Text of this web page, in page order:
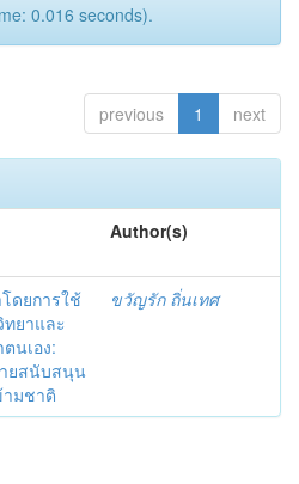
0.016 seconds).
previous 1 next
Author(s)
ดยการใช้
ทยาและ
นเอง:
ยสนับสนุน
มชาติ
ขวัญรัก ถิ่นเทศ